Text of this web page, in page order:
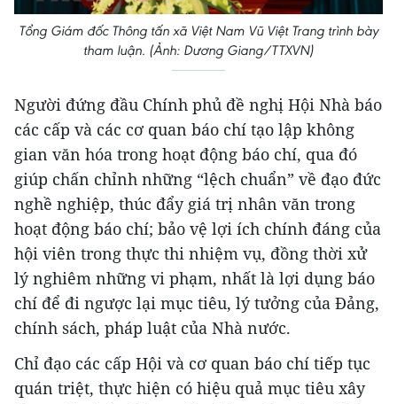
Tổng Giám đốc Thông tấn xã Việt Nam Vũ Việt Trang trình bày
tham luận. (Ảnh: Dương Giang/TTXVN)
Người đứng đầu Chính phủ đề nghị Hội Nhà báo
các cấp và các cơ quan báo chí tạo lập không
gian văn hóa trong hoạt động báo chí, qua đó
giúp chấn chỉnh những “lệch chuẩn” về đạo đức
nghề nghiệp, thúc đẩy giá trị nhân văn trong
hoạt động báo chí; bảo vệ lợi ích chính đáng của
hội viên trong thực thi nhiệm vụ, đồng thời xử
lý nghiêm những vi phạm, nhất là lợi dụng báo
chí để đi ngược lại mục tiêu, lý tưởng của Đảng,
chính sách, pháp luật của Nhà nước.
Chỉ đạo các cấp Hội và cơ quan báo chí tiếp tục
quán triệt, thực hiện có hiệu quả mục tiêu xây